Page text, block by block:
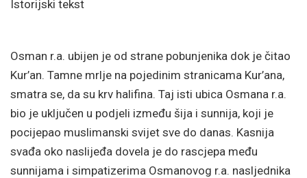
Istorijski tekst
Osman r.a. ubijen je od strane pobunjenika dok je čitao
Kur’an. Tamne mrlje na pojedinim stranicama Kur’ana,
smatra se, da su krv halifina. Taj isti ubica Osmana r.a.
bio je uključen u podjeli između šija i sunnija, koji je
pocijepao muslimanski svijet sve do danas. Kasnija
svađa oko naslijeđa dovela je do rascjepa među
sunnijama i simpatizerima Osmanovog r.a. nasljednika